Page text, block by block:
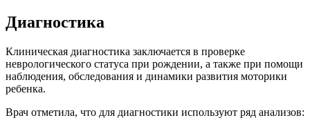
Диагностика
Клиническая диагностика заключается в проверке
неврологического статуса при рождении, а также при помощи
наблюдения, обследования и динамики развития моторики
ребенка.
Врач отметила, что для диагностики используют ряд анализов: